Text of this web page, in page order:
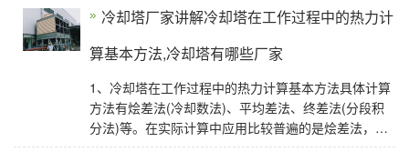
缓。转速和
冷却塔厂家讲解冷却塔在工作过程中的热力计
算基本方法,冷却塔有哪些厂家
1、冷却塔在工作过程中的热力计算基本方法具体计算
方法有烩差法(冷却数法)、平均差法、终差法(分段积
分法)等。在实际计算中应用比较普遍的是烩差法，在
用电子计算机计算时多用终差法。2。冷却塔在